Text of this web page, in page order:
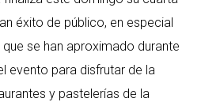
éxito de público, en especial
se han aproximado durante
evento para disfrutar de la
y pastelerías de la